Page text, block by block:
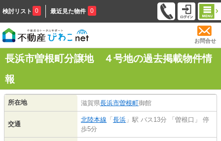
検討リスト 0 最近見た物件 0
お問合せ
長浜市曽根町分譲地 ４号地の過去掲載物件情
報
所在地 滋賀県長浜市曽根町御館
交通
北陸本線 「 長浜 」駅 バス13分 「曽根口」 停
歩5分